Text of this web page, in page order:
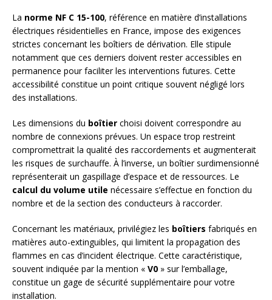
La norme NF C 15-100, référence en matière d’installations
électriques résidentielles en France, impose des exigences
strictes concernant les boîtiers de dérivation. Elle stipule
notamment que ces derniers doivent rester accessibles en
permanence pour faciliter les interventions futures. Cette
accessibilité constitue un point critique souvent négligé lors
des installations.
Les dimensions du boîtier choisi doivent correspondre au
nombre de connexions prévues. Un espace trop restreint
compromettrait la qualité des raccordements et augmenterait
les risques de surchauffe. À l’inverse, un boîtier surdimensionné
représenterait un gaspillage d’espace et de ressources. Le
calcul du volume utile nécessaire s’effectue en fonction du
nombre et de la section des conducteurs à raccorder.
Concernant les matériaux, privilégiez les boîtiers fabriqués en
matières auto-extinguibles, qui limitent la propagation des
flammes en cas d’incident électrique. Cette caractéristique,
souvent indiquée par la mention « V0 » sur l’emballage,
constitue un gage de sécurité supplémentaire pour votre
installation.